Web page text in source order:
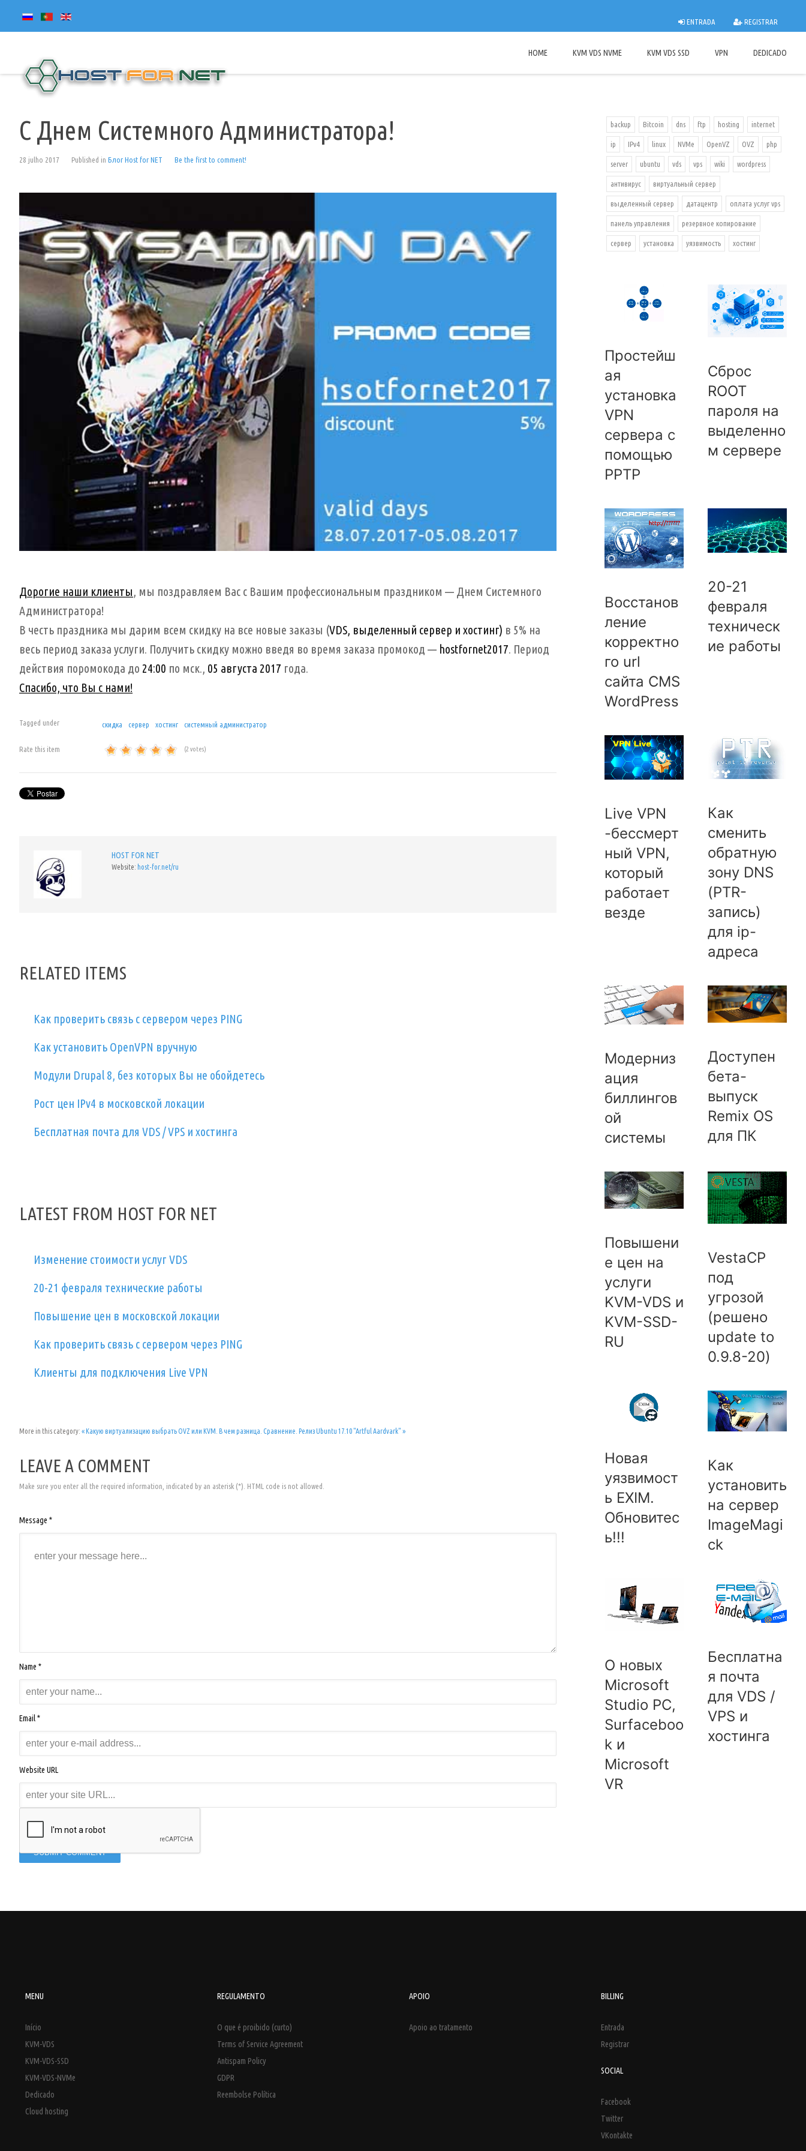
С Днем Системного Администратора!
28 julho 2017 Published in Блог Host for NET Be the first to comment!
Дорогие наши клиенты, мы поздравляем Вас с Вашим профессиональным праздником — Днем Системного
Администратора!
В честь праздника мы дарим всем скидку на все новые заказы (VDS, выделенный сервер и хостинг) в 5% на
весь период заказа услуги. Получить скидку можно введя во время заказа промокод — hostfornet2017. Период
действия поромокода до 24:00 по мск., 05 августа 2017 года.
Спасибо, что Вы с нами!
Tagged under скидка сервер хостинг системный администратор
Rate this item (2 votes)
HOST FOR NET
Website: host-for.net/ru
RELATED ITEMS
Как проверить связь с сервером через PING
Как установить OpenVPN вручную
Модули Drupal 8, без которых Вы не обойдетесь
Рост цен IPv4 в московской локации
Бесплатная почта для VDS / VPS и хостинга
LATEST FROM HOST FOR NET
Изменение стоимости услуг VDS
20-21 февраля технические работы
Повышение цен в московской локации
Как проверить связь с сервером через PING
Клиенты для подключения Live VPN
More in this category: « Какую виртуализацию выбрать OVZ или KVM. В чем разница. Сравнение. Релиз Ubuntu 17.10 "Artful Aardvark" »
LEAVE A COMMENT
Make sure you enter all the required information, indicated by an asterisk (*). HTML code is not allowed.
Message *
Name *
Email *
Website URL
backup Bitcoin dns ftp hosting internet
ip IPv4 linux NVMe OpenVZ OVZ php
server ubuntu vds vps wiki wordpress
антивирус виртуальный сервер
выделенный сервер датацентр оплата услуг vps
панель управления резервное копирование
сервер установка уязвимость хостинг
Простейш
ая
установка
VPN
сервера с
помощью
PPTP
Сброс
ROOT
пароля на
выделенно
м сервере
Восстанов
ление
корректно
го url
сайта CMS
WordPress
20-21
февраля
техническ
ие работы
Live VPN
-бессмерт
ный VPN,
который
работает
везде
Как
сменить
обратную
зону DNS
(PTR-
запись)
для ip-
адреса
Модерниз
ация
биллингов
ой
системы
Доступен
бета-
выпуск
Remix OS
для ПК
Повышени
е цен на
услуги
KVM-VDS и
KVM-SSD-
RU
VestaCP
под
угрозой
(решено
update to
0.9.8-20)
Новая
уязвимост
ь EXIM.
Обновитес
ь!!!
Как
установить
на сервер
ImageMagi
ck
О новых
Microsoft
Studio PC,
Surfaceboo
k и
Microsoft
VR
Бесплатна
я почта
для VDS /
VPS и
хостинга
MENU
Início
KVM-VDS
KVM-VDS-SSD
KVM-VDS-NVMe
Dedicado
Cloud hosting
REGULAMENTO
O que é proibido (curto)
Terms of Service Agreement
Antispam Policy
GDPR
Reembolse Política
APOIO
Apoio ao tratamento
BILLING
Entrada
Registrar
SOCIAL
Facebook
Twitter
VKontakte
ENTRADA REGISTRAR
HOME KVM VDS NVME KVM VDS SSD VPN DEDICADO